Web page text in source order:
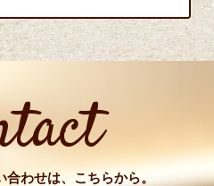
わせは、こちらから。